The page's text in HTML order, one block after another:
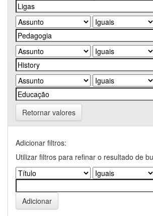
Retornar valores
Adicionar filtros:
Utilizar filtros para refinar o resultado de